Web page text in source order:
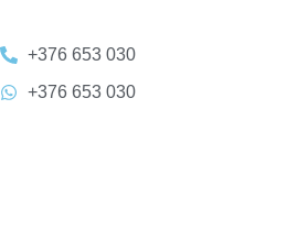
+376 653 030
+376 653 030